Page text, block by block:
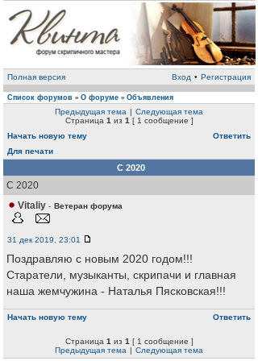
Полная версия Вход • Регистрация
Список форумов » О форуме » Объявления
Предыдущая тема | Следующая тема
Страница 1 из 1 [ 1 сообщение ]
Начать новую тему
Ответить
Для печати
C 2020
C 2020
Vitaliy - Ветеран форума
31 дек 2019, 23:01
Поздравляю с новым 2020 годом!!!
Старатели, музыканты, скрипачи и главная
наша жемчужина - Наталья Пясковская!!!
Начать новую тему Ответить
Страница 1 из 1 [ 1 сообщение ]
Предыдущая тема | Следующая тема